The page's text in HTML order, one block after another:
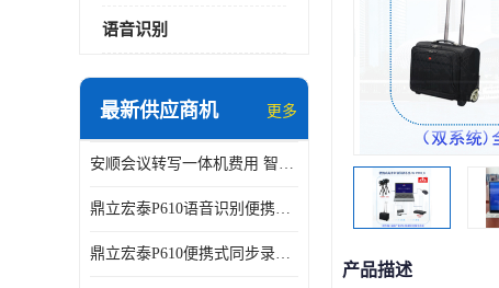
语音识别
最新供应商机 更多
安顺会议转写一体机费用 智能化水平
鼎立宏泰P610语音识别便携式同步录像设备支持双光驱加硬盘同步实时刻录哈希值加密画面合成远程指挥电子笔录温湿度音视频采集视频显示等功能于一体的移动办案终端
鼎立宏泰P610便携式同步录像设备支持双光驱加硬盘同步实时刻录哈希值加密画面合成远程指挥电子笔录温湿度音视频采集视频显示等功能于一体的移动办案终端
产品描述